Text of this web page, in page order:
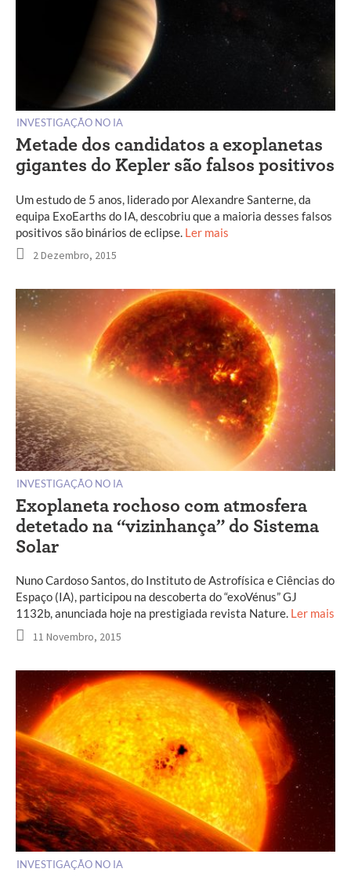
INVESTIGAÇÃO NO IA
Metade dos candidatos a exoplanetas
gigantes do Kepler são falsos positivos
Um estudo de 5 anos, liderado por Alexandre Santerne, da
equipa ExoEarths do IA, descobriu que a maioria desses falsos
positivos são binários de eclipse. Ler mais
2 Dezembro, 2015
INVESTIGAÇÃO NO IA
Exoplaneta rochoso com atmosfera
detetado na “vizinhança” do Sistema
Solar
Nuno Cardoso Santos, do Instituto de Astrofísica e Ciências do
Espaço (IA), participou na descoberta do “exoVénus” GJ
1132b, anunciada hoje na prestigiada revista Nature. Ler mais
11 Novembro, 2015
INVESTIGAÇÃO NO IA